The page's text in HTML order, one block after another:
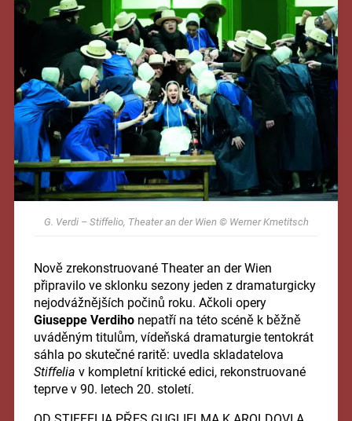
G. Verdi – Stiffelio, Theater an der Wien © Werner Kmetitsch
Nově zrekonstruované Theater an der Wien
připravilo ve sklonku sezony jeden z dramaturgicky
nejodvážnějších počinů roku. Ačkoli opery
Giuseppe Verdihonepatří na této scéně k běžně
uváděným titulům, vídeňská dramaturgie tentokrát
sáhla po skutečné raritě: uvedla skladatelova
Stiffelia v kompletní kritické edici, rekonstruované
teprve v 90. letech 20. století.